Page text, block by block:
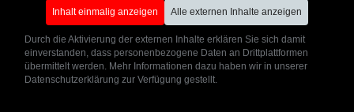
Inhalt einmalig anzeigen Alle externen Inhalte anzeigen
Durch die Aktivierung der externen Inhalte erklären Sie sich damit
einverstanden, dass personenbezogene Daten an Drittplattformen
übermittelt werden. Mehr Informationen dazu haben wir in unserer
Datenschutzerklärung zur Verfügung gestellt.